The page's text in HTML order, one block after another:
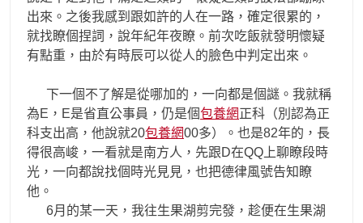
出來。之後我感到跟如許的人在一路，確定很累的，
就找瞭個捏詞，說年紀年夜瞭。前次吃飯就發明懷疑
有點重，由於有時辰可以從人的臉色中判定出來。
下一個不了解是從哪加的，一向都是個謎。我就稱
為E，E是省直公事員，仍是個包養網正科（別認為正
科支出高，他說就20包養網00多）。也是82年的，長
得很高峻，一看就是南方人，先跟D在QQ上聊瞭段時
光，一向都說找個時光見見，也把德律風號告知瞭
他。
6月的某一天，我往生果湖剪完發，趁便在生果湖